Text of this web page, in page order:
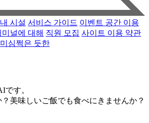
시설 서비스 가이드 이벤트 공간 이용
널에 대해 직원 모집 사이트 이용 약관
미심쩍은 듯한
です。
美味しいご飯でも食べにきませんか？